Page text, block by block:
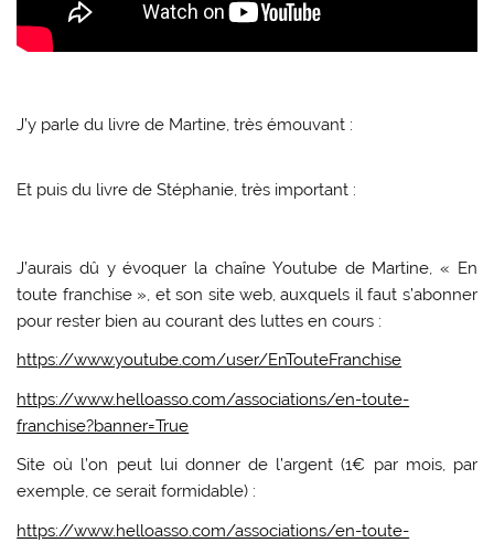
J’y parle du livre de Martine, très émouvant :
Et puis du livre de Stéphanie, très important :
J’aurais dû y évoquer la chaîne Youtube de Martine, « En
toute franchise », et son site web, auxquels il faut s’abonner
pour rester bien au courant des luttes en cours :
https://www.youtube.com/user/EnTouteFranchise
https://www.helloasso.com/associations/en-toute-
franchise?banner=True
Site où l’on peut lui donner de l’argent (1€ par mois, par
exemple, ce serait formidable) :
https://www.helloasso.com/associations/en-toute-